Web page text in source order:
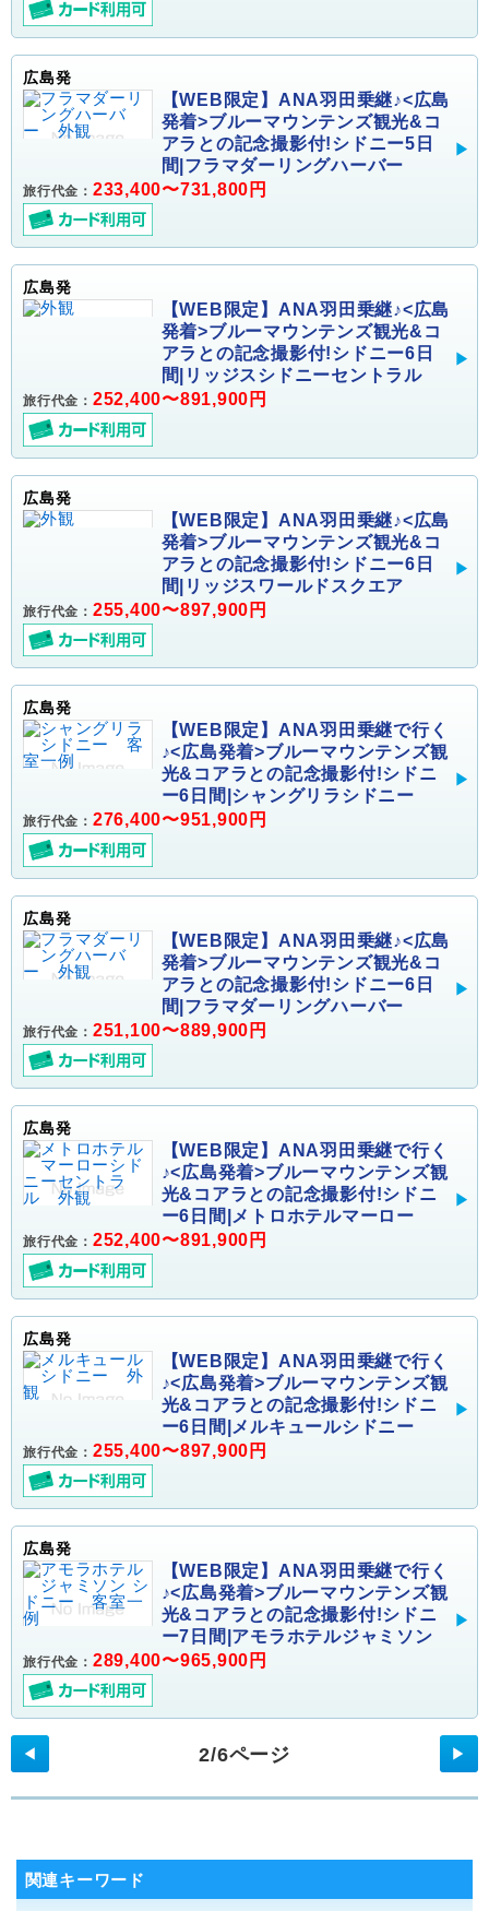
広島発
【WEB限定】ANA羽田乗継♪<広島
発着>ブルーマウンテンズ観光&コ
アラとの記念撮影付!シドニー5日
間|フラマダーリングハーバー
旅行代金： 233,400〜731,800円
広島発
【WEB限定】ANA羽田乗継♪<広島
発着>ブルーマウンテンズ観光&コ
アラとの記念撮影付!シドニー6日
間|リッジスシドニーセントラル
旅行代金： 252,400〜891,900円
広島発
【WEB限定】ANA羽田乗継♪<広島
発着>ブルーマウンテンズ観光&コ
アラとの記念撮影付!シドニー6日
間|リッジスワールドスクエア
旅行代金： 255,400〜897,900円
広島発
【WEB限定】ANA羽田乗継で行く
♪<広島発着>ブルーマウンテンズ観
光&コアラとの記念撮影付!シドニ
ー6日間|シャングリラシドニー
旅行代金： 276,400〜951,900円
広島発
【WEB限定】ANA羽田乗継♪<広島
発着>ブルーマウンテンズ観光&コ
アラとの記念撮影付!シドニー6日
間|フラマダーリングハーバー
旅行代金： 251,100〜889,900円
広島発
【WEB限定】ANA羽田乗継で行く
♪<広島発着>ブルーマウンテンズ観
光&コアラとの記念撮影付!シドニ
ー6日間|メトロホテルマーロー
旅行代金： 252,400〜891,900円
広島発
【WEB限定】ANA羽田乗継で行く
♪<広島発着>ブルーマウンテンズ観
光&コアラとの記念撮影付!シドニ
ー6日間|メルキュールシドニー
旅行代金： 255,400〜897,900円
広島発
【WEB限定】ANA羽田乗継で行く
♪<広島発着>ブルーマウンテンズ観
光&コアラとの記念撮影付!シドニ
ー7日間|アモラホテルジャミソン
旅行代金： 289,400〜965,900円
◀ 2/6ページ ▶
関連キーワード